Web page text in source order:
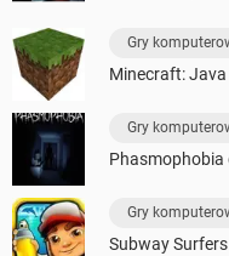
Gry
Minecraft: Java
Gry
Phasmophobia
Gry
Subway